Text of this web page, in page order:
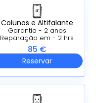
Colunas e Altifalante
Garantia - 2 anos
Reparação em - 2 hrs
85 €
Reservar